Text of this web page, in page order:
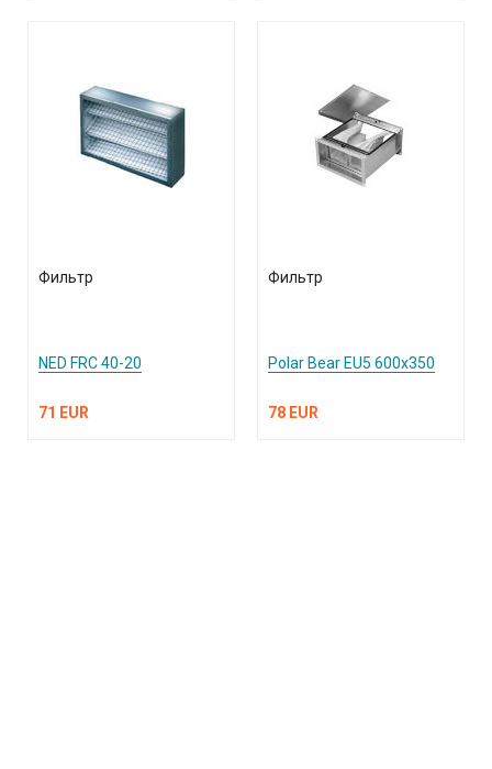
Фильтр
NED FRC 40-20
71 EUR
Фильтр
Polar Bear EU5 600x350
78 EUR